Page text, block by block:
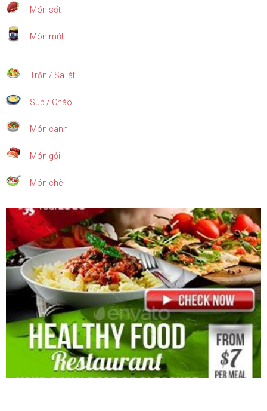
Món sốt
Món mứt
Trộn / Sa lát
Súp / Cháo
Món canh
Món gỏi
Món chè